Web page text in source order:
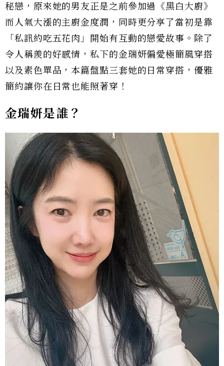
秘戀，原來她的男友正是之前參加過《黑白大廚》
而人氣大漲的主廚金度潤，同時更分享了當初是靠
「私訊約吃五花肉」開始有互動的戀愛故事。除了
令人稱羨的好感情，私下的金瑞妍偏愛極簡風穿搭
以及素色單品，本篇盤點三套她的日常穿搭，優雅
簡約讓你在日常也能照著穿！
金瑞妍是誰？